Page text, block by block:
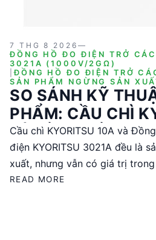
7 THG 8 2026 —
ĐỒNG HỒ ĐO ĐIỆN TRỞ
3021A (1000V/2GΩ)
|ĐỒNG HỒ ĐO ĐIỆN TRỞ
SẢN PHẨM NGỪNG SẢN
SO SÁNH KỸ
PHẨM: CẦU CHÌ
VÀ ĐỒNG HỒ ĐO
CÁCH ĐIỆN
Cầu chì KYORITSU 10A và
điện KYORITSU 3021A đều là
xuất, nhưng vẫn có giá trị
cụ thể. Cầu chì KYORITSU 10A,
READ MORE